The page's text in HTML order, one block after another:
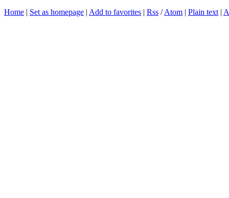
Home | Set as homepage | Add to favorites | Rss /Atom | Plain text |